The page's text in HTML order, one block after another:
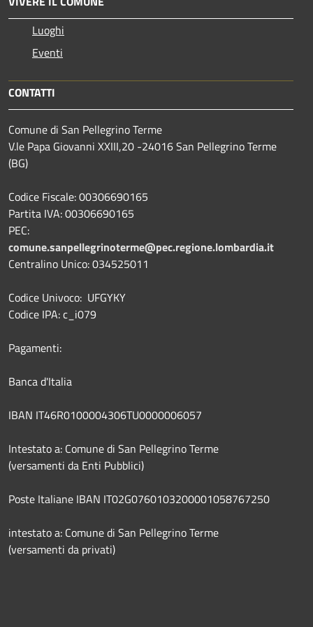
Luoghi
Eventi
CONTATTI
Comune di San Pellegrino Terme
V.le Papa Giovanni XXIII,20 -24016 San Pellegrino Terme
(BG)
Codice Fiscale: 00306690165
Partita IVA: 00306690165
PEC:
comune.sanpellegrinoterme@pec.regione.lombardia.it
Centralino Unico: 034525011
Codice Univoco: UFGYKY
Codice IPA: c_i079
Pagamenti:
Banca d'Italia
IBAN IT46R0100004306TU0000006057
Intestato a: Comune di San Pellegrino Terme
(versamenti da Enti Pubblici)
Poste Italiane IBAN IT02G0760103200001058767250
intestato a: Comune di San Pellegrino Terme
(versamenti da privati)